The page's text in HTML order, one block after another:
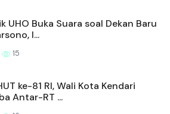
UHO Buka Suara soal Dekan Baru
I...
15
ke-81 RI, Wali Kota Kendari
Antar-RT ...